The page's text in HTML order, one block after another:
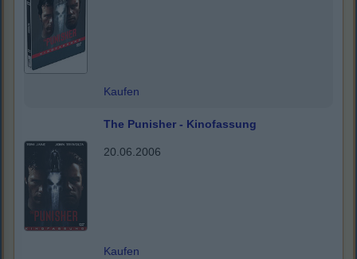
Kaufen
The Punisher - Kinofassung
20.06.2006
Kaufen